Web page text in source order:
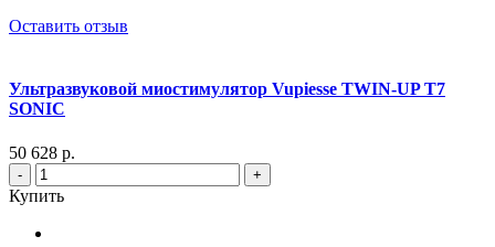
Оставить отзыв
Ультразвуковой миостимулятор Vupiesse TWIN-UP T7
SONIC
50 628 р.
- +
Купить